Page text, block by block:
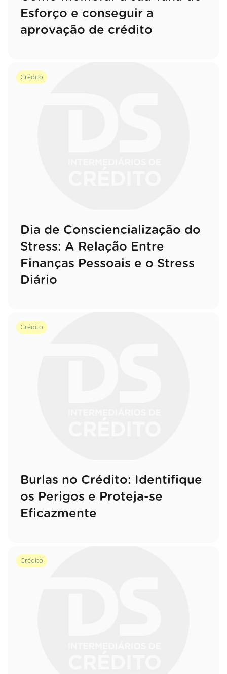
Esforço e conseguir a
aprovação de crédito
Crédito
Dia de Consciencialização do
Stress: A Relação Entre
Finanças Pessoais e o Stress
Diário
Crédito
Burlas no Crédito: Identifique
os Perigos e Proteja-se
Eficazmente
Crédito